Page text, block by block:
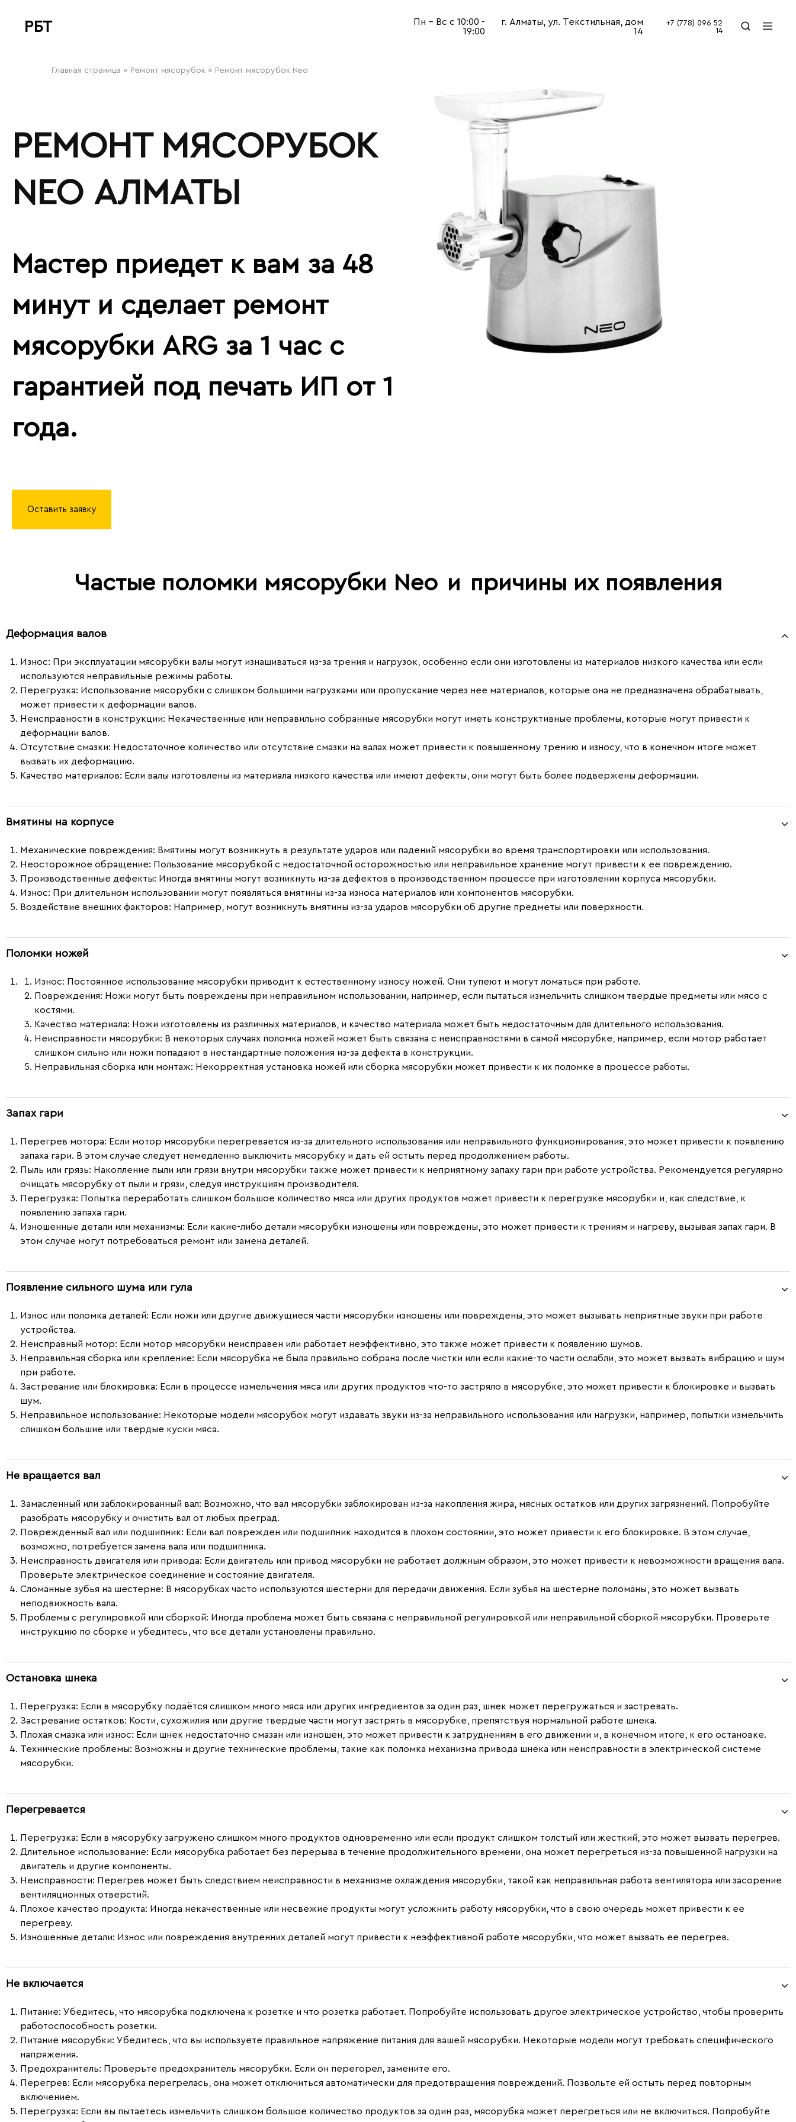
РБТ
bitovayatehnika
Пн - Вс с 10:00 -
19:00
г. Алматы, ул. Текстильная, дом
14
+7 (778) 096 52
14
Главная страница » Ремонт мясорубок » Ремонт мясорубок Neo
РЕМОНТ МЯСОРУБОК
NEO АЛМАТЫ
Мастер приедет к вам за 48
минут и сделает ремонт
мясорубки ARG за 1 час с
гарантией под печать ИП от 1
года.
Оставить заявку
Частые поломки мясорубки Neo и причины их появления
Деформация валов
Износ: При эксплуатации мясорубки валы могут изнашиваться из-за трения и нагрузок, особенно если они изготовлены из материалов низкого качества или если
используются неправильные режимы работы.
Перегрузка: Использование мясорубки с слишком большими нагрузками или пропускание через нее материалов, которые она не предназначена обрабатывать,
может привести к деформации валов.
Неисправности в конструкции: Некачественные или неправильно собранные мясорубки могут иметь конструктивные проблемы, которые могут привести к
деформации валов.
Отсутствие смазки: Недостаточное количество или отсутствие смазки на валах может привести к повышенному трению и износу, что в конечном итоге может
вызвать их деформацию.
Качество материалов: Если валы изготовлены из материала низкого качества или имеют дефекты, они могут быть более подвержены деформации.
Вмятины на корпусе
Механические повреждения: Вмятины могут возникнуть в результате ударов или падений мясорубки во время транспортировки или использования.
Неосторожное обращение: Пользование мясорубкой с недостаточной осторожностью или неправильное хранение могут привести к ее повреждению.
Производственные дефекты: Иногда вмятины могут возникнуть из-за дефектов в производственном процессе при изготовлении корпуса мясорубки.
Износ: При длительном использовании могут появляться вмятины из-за износа материалов или компонентов мясорубки.
Воздействие внешних факторов: Например, могут возникнуть вмятины из-за ударов мясорубки об другие предметы или поверхности.
Поломки ножей
Износ: Постоянное использование мясорубки приводит к естественному износу ножей. Они тупеют и могут ломаться при работе.
Повреждения: Ножи могут быть повреждены при неправильном использовании, например, если пытаться измельчить слишком твердые предметы или мясо с
костями.
Качество материала: Ножи изготовлены из различных материалов, и качество материала может быть недостаточным для длительного использования.
Неисправности мясорубки: В некоторых случаях поломка ножей может быть связана с неисправностями в самой мясорубке, например, если мотор работает
слишком сильно или ножи попадают в нестандартные положения из-за дефекта в конструкции.
Неправильная сборка или монтаж: Некорректная установка ножей или сборка мясорубки может привести к их поломке в процессе работы.
Запах гари
Перегрев мотора: Если мотор мясорубки перегревается из-за длительного использования или неправильного функционирования, это может привести к появлению
запаха гари. В этом случае следует немедленно выключить мясорубку и дать ей остыть перед продолжением работы.
Пыль или грязь: Накопление пыли или грязи внутри мясорубки также может привести к неприятному запаху гари при работе устройства. Рекомендуется регулярно
очищать мясорубку от пыли и грязи, следуя инструкциям производителя.
Перегрузка: Попытка переработать слишком большое количество мяса или других продуктов может привести к перегрузке мясорубки и, как следствие, к
появлению запаха гари.
Изношенные детали или механизмы: Если какие-либо детали мясорубки изношены или повреждены, это может привести к трениям и нагреву, вызывая запах гари. В
этом случае могут потребоваться ремонт или замена деталей.
Появление сильного шума или гула
Износ или поломка деталей: Если ножи или другие движущиеся части мясорубки изношены или повреждены, это может вызывать неприятные звуки при работе
устройства.
Неисправный мотор: Если мотор мясорубки неисправен или работает неэффективно, это также может привести к появлению шумов.
Неправильная сборка или крепление: Если мясорубка не была правильно собрана после чистки или если какие-то части ослабли, это может вызвать вибрацию и шум
при работе.
Застревание или блокировка: Если в процессе измельчения мяса или других продуктов что-то застряло в мясорубке, это может привести к блокировке и вызвать
шум.
Неправильное использование: Некоторые модели мясорубок могут издавать звуки из-за неправильного использования или нагрузки, например, попытки измельчить
слишком большие или твердые куски мяса.
Не вращается вал
Замасленный или заблокированный вал: Возможно, что вал мясорубки заблокирован из-за накопления жира, мясных остатков или других загрязнений. Попробуйте
разобрать мясорубку и очистить вал от любых преград.
Поврежденный вал или подшипник: Если вал поврежден или подшипник находится в плохом состоянии, это может привести к его блокировке. В этом случае,
возможно, потребуется замена вала или подшипника.
Неисправность двигателя или привода: Если двигатель или привод мясорубки не работает должным образом, это может привести к невозможности вращения вала.
Проверьте электрическое соединение и состояние двигателя.
Сломанные зубья на шестерне: В мясорубках часто используются шестерни для передачи движения. Если зубья на шестерне поломаны, это может вызвать
неподвижность вала.
Проблемы с регулировкой или сборкой: Иногда проблема может быть связана с неправильной регулировкой или неправильной сборкой мясорубки. Проверьте
инструкцию по сборке и убедитесь, что все детали установлены правильно.
Остановка шнека
Перегрузка: Если в мясорубку подаётся слишком много мяса или других ингредиентов за один раз, шнек может перегружаться и застревать.
Застревание остатков: Кости, сухожилия или другие твердые части могут застрять в мясорубке, препятствуя нормальной работе шнека.
Плохая смазка или износ: Если шнек недостаточно смазан или изношен, это может привести к затруднениям в его движении и, в конечном итоге, к его остановке.
Технические проблемы: Возможны и другие технические проблемы, такие как поломка механизма привода шнека или неисправности в электрической системе
мясорубки.
Перегревается
Перегрузка: Если в мясорубку загружено слишком много продуктов одновременно или если продукт слишком толстый или жесткий, это может вызвать перегрев.
Длительное использование: Если мясорубка работает без перерыва в течение продолжительного времени, она может перегреться из-за повышенной нагрузки на
двигатель и другие компоненты.
Неисправности: Перегрев может быть следствием неисправности в механизме охлаждения мясорубки, такой как неправильная работа вентилятора или засорение
вентиляционных отверстий.
Плохое качество продукта: Иногда некачественные или несвежие продукты могут усложнить работу мясорубки, что в свою очередь может привести к ее
перегреву.
Изношенные детали: Износ или повреждения внутренних деталей могут привести к неэффективной работе мясорубки, что может вызвать ее перегрев.
Не включается
Питание: Убедитесь, что мясорубка подключена к розетке и что розетка работает. Попробуйте использовать другое электрическое устройство, чтобы проверить
работоспособность розетки.
Питание мясорубки: Убедитесь, что вы используете правильное напряжение питания для вашей мясорубки. Некоторые модели могут требовать специфического
напряжения.
Предохранитель: Проверьте предохранитель мясорубки. Если он перегорел, замените его.
Перегрев: Если мясорубка перегрелась, она может отключиться автоматически для предотвращения повреждений. Позвольте ей остыть перед повторным
включением.
Перегрузка: Если вы пытаетесь измельчить слишком большое количество продуктов за один раз, мясорубка может перегреться или не включиться. Попробуйте